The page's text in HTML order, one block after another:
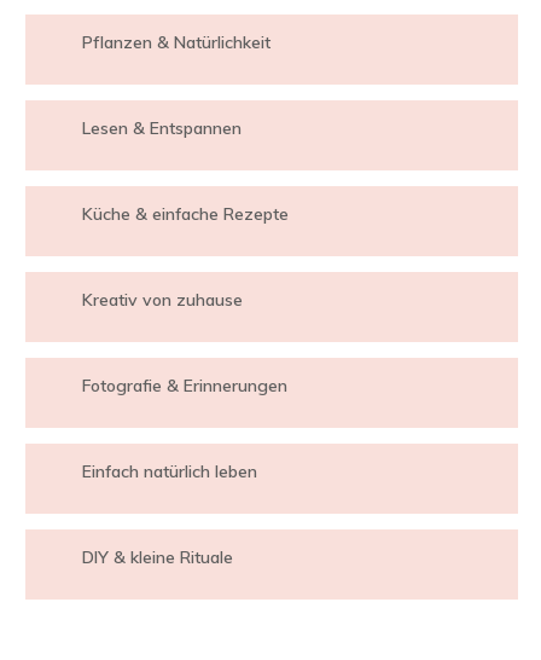
Pflanzen & Natürlichkeit
Lesen & Entspannen
Küche & einfache Rezepte
Kreativ von zuhause
Fotografie & Erinnerungen
Einfach natürlich leben
DIY & kleine Rituale